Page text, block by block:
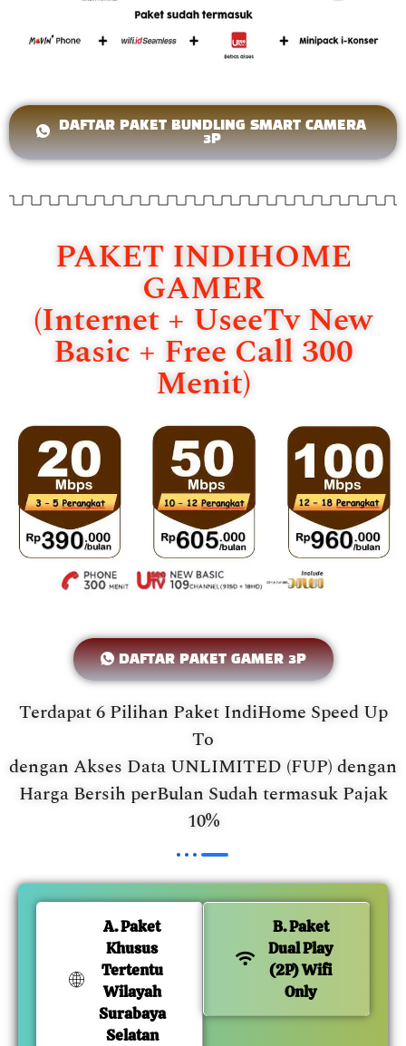
DAFTAR PAKET BUNDLING SMART CAMERA
3P
PAKET INDIHOME
GAMER
(Internet + UseeTv New
Basic + Free Call 300
Menit)
DAFTAR PAKET GAMER 3P
Terdapat 6 Pilihan Paket IndiHome Speed Up
To
dengan Akses Data UNLIMITED (FUP) dengan
Harga Bersih perBulan Sudah termasuk Pajak
10%
A. Paket
Khusus
Tertentu
Wilayah
Surabaya
Selatan
B. Paket
Dual Play
(2P) Wifi
Only